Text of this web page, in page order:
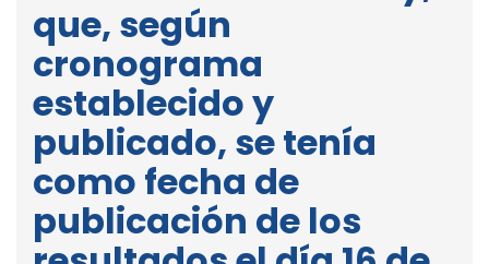
que, según
cronograma
establecido y
publicado, se tenía
como fecha de
publicación de los